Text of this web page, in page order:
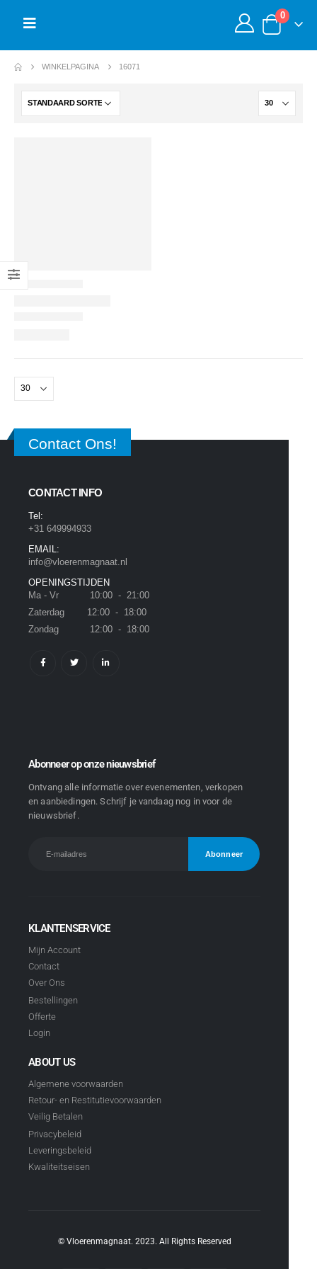
0
WINKELPAGINA 16071
Contact Ons!
CONTACT INFO
Tel:
+31 649994933
EMAIL:
info@vloerenmagnaat.nl
OPENINGSTIJDEN
Ma - Vr 10:00 - 21:00
Zaterdag 12:00 - 18:00
Zondag 12:00 - 18:00
Abonneer op onze nieuwsbrief
Ontvang alle informatie over evenementen, verkopen
en aanbiedingen. Schrijf je vandaag nog in voor de
nieuwsbrief.
KLANTENSERVICE
Mijn Account
Contact
Over Ons
Bestellingen
Offerte
Login
ABOUT US
Algemene voorwaarden
Retour- en Restitutievoorwaarden
Veilig Betalen
Privacybeleid
Leveringsbeleid
Kwaliteitseisen
© Vloerenmagnaat. 2023. All Rights Reserved